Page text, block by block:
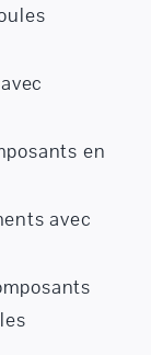
en
avec